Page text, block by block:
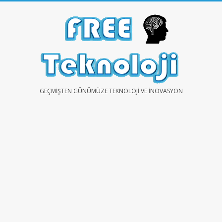
FREEGEÇMIŞTEN GÜNÜMÜZE TEKNOLOJI VE İNOVASYON